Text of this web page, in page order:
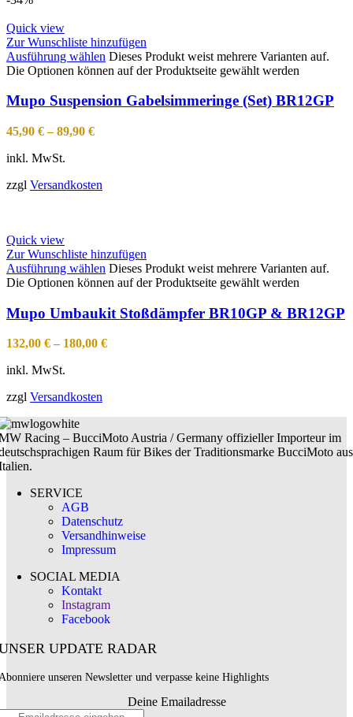
Quick view
Zur Wunschliste hinzufügen
Ausführung wählen Dieses Produkt weist mehrere Varianten auf.
Die Optionen können auf der Produktseite gewählt werden
Mupo Suspension Gabelsimmeringe (Set) BR12GP
45,90 €–89,90 €
inkl. MwSt.
zzgl Versandkosten
Quick view
Zur Wunschliste hinzufügen
Ausführung wählen Dieses Produkt weist mehrere Varianten auf.
Die Optionen können auf der Produktseite gewählt werden
Mupo Umbaukit Stoßdämpfer BR10GP & BR12GP
132,00 €– 180,00 €
inkl. MwSt.
zzgl Versandkosten
Racing – BucciMoto Austria / Germany offizieller Importeur im
Raum für Bikes der Traditionsmarke BucciMoto aus
SERVICE
AGB
Datenschutz
Versandhinweise
Impressum
SOCIAL MEDIA
Kontakt
Instagram
Facebook
UPDATE RADAR
unseren Newsletter und verpasse keine Highlights
Deine Emailadresse